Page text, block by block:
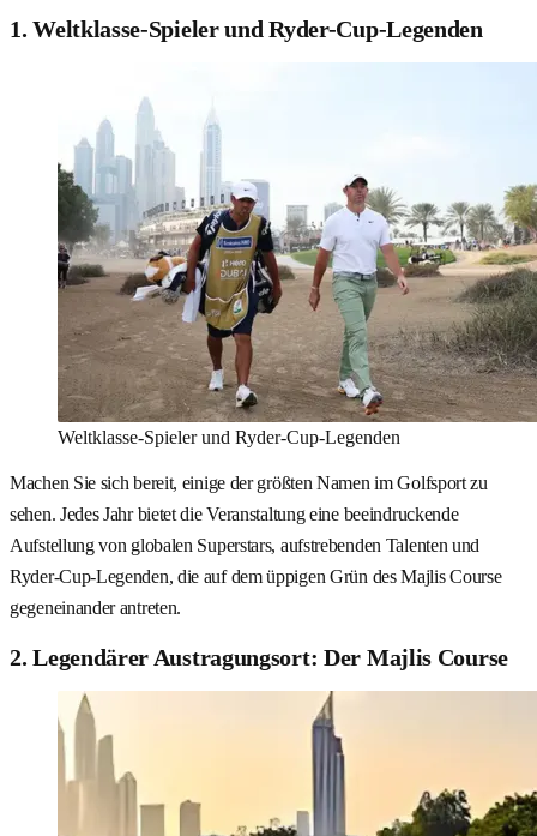
1. Weltklasse-Spieler und Ryder-Cup-Legenden
Weltklasse-Spieler und Ryder-Cup-Legenden
Machen Sie sich bereit, einige der größten Namen im Golfsport zu
sehen. Jedes Jahr bietet die Veranstaltung eine beeindruckende
Aufstellung von globalen Superstars, aufstrebenden Talenten und
Ryder-Cup-Legenden, die auf dem üppigen Grün des Majlis Course
gegeneinander antreten.
2. Legendärer Austragungsort: Der Majlis Course